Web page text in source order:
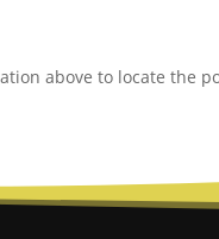
above to locate the